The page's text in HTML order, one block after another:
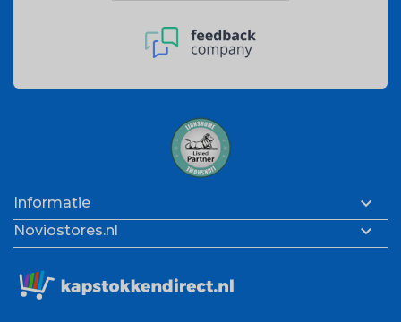
Informatie 
Noviostores.nl 